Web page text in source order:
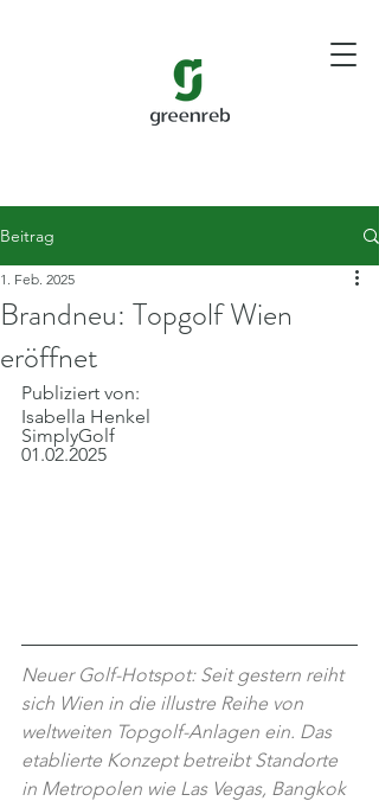
Beitrag
Brandneu: Topgolf Wien
eröffnet
1. Feb. 2025
Publiziert von:
Isabella Henkel
SimplyGolf
01.02.2025
Neuer Golf-Hotspot: Seit gestern reiht
sich Wien in die illustre Reihe von
weltweiten Topgolf-Anlagen ein. Das
etablierte Konzept betreibt Standorte
in Metropolen wie Las Vegas, Bangkok